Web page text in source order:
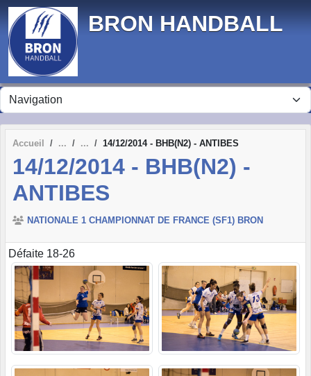
BRON HANDBALL
Accueil 14/12/2014 - BHB(N2) - ANTIBES
14/12/2014 - BHB(N2) -
ANTIBES
NATIONALE 1 CHAMPIONNAT DE FRANCE (SF1) BRON
Défaite 18-26
Panneau de gestion des cookies